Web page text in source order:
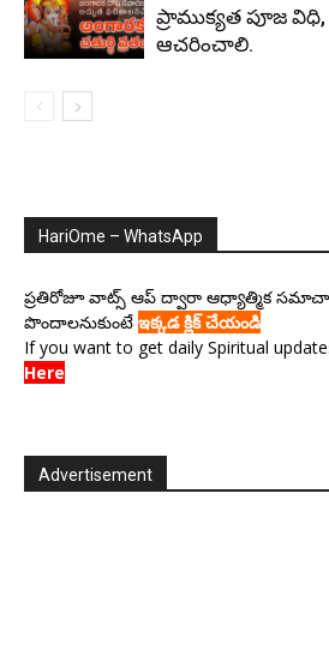
ప్రాముక్యత పూజ విధి,
ఆచరించాలి.
HariOme – WhatsApp
ప్రతిరోజూ వాట్స్ ఆప్ ద్వారా ఆధ్యాత్మిక
పొందాలనుకుంటే ఇక్కడ క్లిక్ చేయండి
If you want to get daily Spiritual
Here
Advertisement